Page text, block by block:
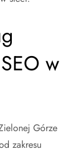
w
Górze
zakresu